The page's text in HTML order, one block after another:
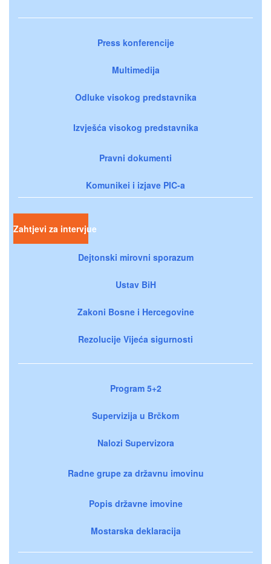
Press konferencije
Multimedija
Odluke visokog predstavnika
Izvješća visokog predstavnika
Pravni dokumenti
Komunikei i izjave PIC-a
Zahtjevi za intervjue
Dejtonski mirovni sporazum
Ustav BiH
Zakoni Bosne i Hercegovine
Rezolucije Vijeća sigurnosti
Program 5+2
Supervizija u Brčkom
Nalozi Supervizora
Radne grupe za državnu imovinu
Popis državne imovine
Mostarska deklaracija